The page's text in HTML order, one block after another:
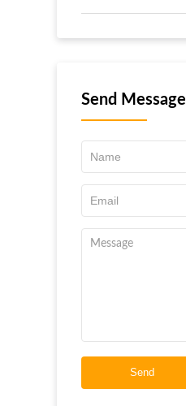
Send Message
Send